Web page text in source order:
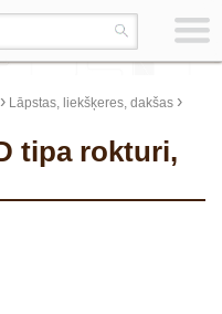
› Lāpstas, liekšķeres, dakšas ›